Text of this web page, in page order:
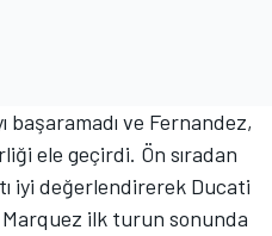
başaramadı ve Fernandez,
ele geçirdi. Ön sıradan
iyi değerlendirerek Ducati
ilk turun sonunda